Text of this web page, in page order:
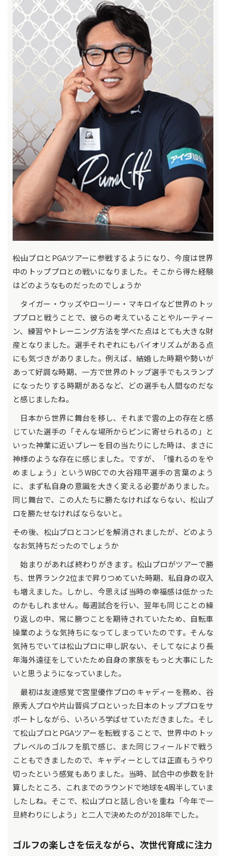
――松山プロとPGAツアーに参戦するようになり、今度は世界
中のトッププロとの戦いになりました。そこから得た経験
はどのようなものだったのでしょうか
タイガー・ウッズやローリー・マキロイなど世界のトッ
ププロと戦うことで、彼らの考えていることやルーティー
ン、練習やトレーニング方法を学べた点はとても大きな財
産となりました。選手それぞれにもバイオリズムがある点
にも気づきがありました。例えば、結婚した時期や勢いが
あって好調な時期、一方で世界のトップ選手でもスランプ
になったりする時期があるなど、どの選手も人間なのだな
と感じましたね。
日本から世界に舞台を移し、それまで雲の上の存在と感
じていた選手の「そんな場所からピンに寄せられるの」と
いった神業に近いプレーを目の当たりにした時は、まさに
神様のような存在に感じました。ですが、「憧れるのをや
めましょう」というWBCでの大谷翔平選手の言葉のよう
に、まず私自身の意識を大きく変える必要がありました。
同じ舞台で、この人たちに勝たなければならない、松山プ
ロを勝たせなければならないと。
――その後、松山プロとコンビを解消されましたが、どのよう
なお気持ちだったのでしょうか
始まりがあれば終わりがきます。松山プロがツアーで勝
ち、世界ランク2位まで昇りつめていた時期、私自身の収入
も増えました。しかし、今思えば当時の幸福感は低かった
のかもしれません。毎週試合を行い、翌年も同じことの繰
り返しの中、常に勝つことを期待されていたため、自転車
操業のような気持ちになってしまっていたのです。そんな
気持ちでいては松山プロに申し訳ない、そしてなにより長
年海外遠征をしていたため自身の家族をもっと大事にした
いと思うようになっていました。
最初は友達感覚で宮里優作プロのキャディーを務め、谷
原秀人プロや片山晋呉プロといった日本のトッププロをサ
ポートしながら、いろいろ学ばせていただきました。そし
て松山プロとPGAツアーを転戦することで、世界中のトッ
プレベルのゴルフを肌で感じ、また同じフィールドで戦う
こともできましたので、キャディーとしては正直もうやり
切ったという感覚もありました。当時、試合中の歩数を計
算したところ、これまでのラウンドで地球を4周半していま
したしね。そこで、松山プロと話し合いを重ね「今年で一
旦終わりにしよう」と二人で決めたのが2018年でした。
ゴルフの楽しさを伝えながら、次世代育成に注力